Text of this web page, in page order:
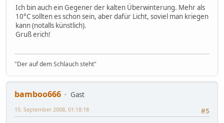
Ich bin auch ein Gegener der kalten Überwinterung. Mehr als
10°C sollten es schon sein, aber dafür Licht, soviel man kriegen
kann (notalls künstlich).
Gruß erich!
"Der auf dem Schlauch steht"
bamboo666
Gast
#5
15. September 2008, 01:18:18